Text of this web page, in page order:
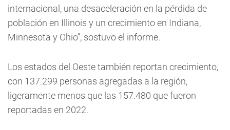
internacional, una desaceleración en la pérdida de
población en Illinois y un crecimiento en Indiana,
Minnesota y Ohio”, sostuvo el informe.
Los estados del Oeste también reportan crecimiento,
con 137.299 personas agregadas a la región,
ligeramente menos que las 157.480 que fueron
reportadas en 2022.